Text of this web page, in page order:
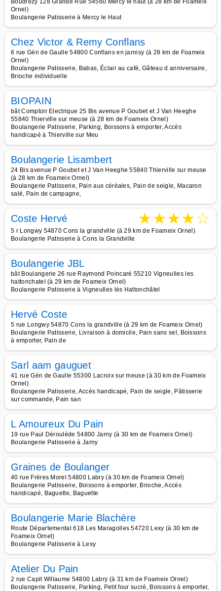
Boudrezy 128 Grande Rue 54560 Mercy le haut (à 28 km de Foameix
Ornel)
Boulangerie Patisserie à Mercy le Haut
Chez Victor & Remy Conflans
6 rue Gén de Gaulle 54800 Conflans en jarnisy (à 28 km de Foameix
Ornel)
Boulangerie Patisserie, Babas, Éclair au café, Gâteau d anniversaire,
Brioche individuelle
BIOPAIN
bât Comptoir Electrique 25 Bis avenue P Goubet et J Van Heeghe
55840 Thierville sur meuse (à 28 km de Foameix Ornel)
Boulangerie Patisserie, Parking, Boissons à emporter, Accès
handicapé à Thierville sur Meu
Boulangerie Lisambert
24 Bis avenue P Goubet et J Van Heeghe 55840 Thierville sur meuse
(à 28 km de Foameix Ornel)
Boulangerie Patisserie, Pain aux céréales, Pain de seigle, Macaron
salé, Pain de campagne,
Coste Hervé ★★★★☆
5 r Longwy 54870 Cons la grandville (à 29 km de Foameix Ornel)
Boulangerie Patisserie à Cons la Grandville
Boulangerie JBL
bât Boulangerie 26 rue Raymond Poincaré 55210 Vigneulles les
hattonchatel (à 29 km de Foameix Ornel)
Boulangerie Patisserie à Vigneulles lès Hattonchâtel
Hervé Coste
5 rue Longwy 54870 Cons la grandville (à 29 km de Foameix Ornel)
Boulangerie Patisserie, Livraison à domicile, Pain sans sel, Boissons
à emporter, Pain de
Sarl aam gauguet
41 rue Gén de Gaulle 55300 Lacroix sur meuse (à 30 km de Foameix
Ornel)
Boulangerie Patisserie, Accès handicapé, Pain de seigle, Pâtisserie
sur commande, Pain san
L Amoureux Du Pain
19 rue Paul Déroulède 54800 Jarny (à 30 km de Foameix Ornel)
Boulangerie Patisserie à Jarny
Graines de Boulanger
40 rue Frères Morel 54800 Labry (à 30 km de Foameix Ornel)
Boulangerie Patisserie, Boissons à emporter, Brioche, Accès
handicapé, Baguette, Baguette
Boulangerie Marie Blachère
Route Départemental 618 Les Maragolles 54720 Lexy (à 30 km de
Foameix Ornel)
Boulangerie Patisserie à Lexy
Atelier Du Pain
2 rue Capit Willaume 54800 Labry (à 31 km de Foameix Ornel)
Boulangerie Patisserie, Parking, Petit four sucré, Boissons à emporter,